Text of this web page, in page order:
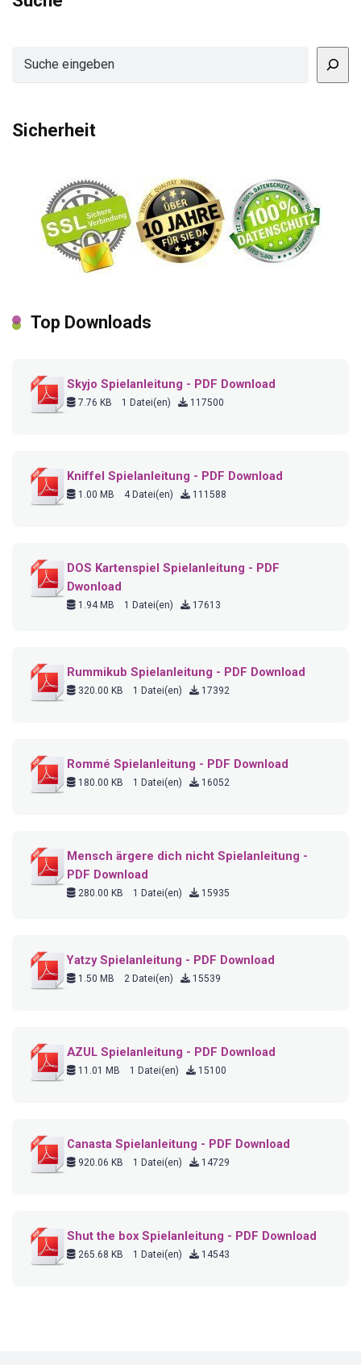
Suchen
Sicherheit
Top Downloads
Skyjo Spielanleitung - PDF Download
7.76 KB 1 Datei(en) 117500
Kniffel Spielanleitung - PDF Download
1.00 MB 4 Datei(en) 111588
DOS Kartenspiel Spielanleitung - PDF
Dwonload
1.94 MB 1 Datei(en) 17613
Rummikub Spielanleitung - PDF Download
320.00 KB 1 Datei(en) 17392
Rommé Spielanleitung - PDF Download
180.00 KB 1 Datei(en) 16052
Mensch ärgere dich nicht Spielanleitung -
PDF Download
280.00 KB 1 Datei(en) 15935
Yatzy Spielanleitung - PDF Download
1.50 MB 2 Datei(en) 15539
AZUL Spielanleitung - PDF Download
11.01 MB 1 Datei(en) 15100
Canasta Spielanleitung - PDF Download
920.06 KB 1 Datei(en) 14729
Shut the box Spielanleitung - PDF Download
265.68 KB 1 Datei(en) 14543